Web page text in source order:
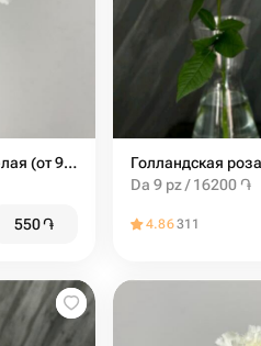
Гвоздика диантус белая (от 9шт)
550֏
Da 9 pz / 16200 ֏
4.86311